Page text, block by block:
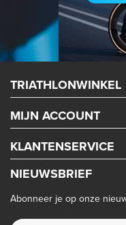
TRIATHLONWINKEL
MIJN ACCOUNT
KLANTENSERVICE
NIEUWSBRIEF
Abonneer je op onze